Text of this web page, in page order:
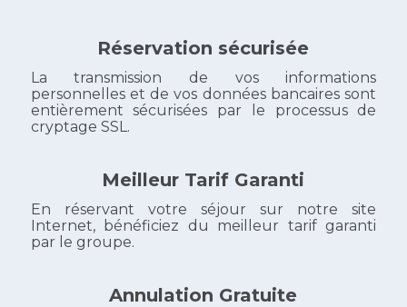
Réservation sécurisée
La transmission de vos informations
personnelles et de vos données bancaires sont
entièrement sécurisées par le processus de
cryptage SSL.
Meilleur Tarif Garanti
En réservant votre séjour sur notre site
Internet, bénéficiez du meilleur tarif garanti
par le groupe.
Annulation Gratuite